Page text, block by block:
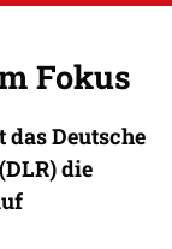
Fokus
Deutsche
die